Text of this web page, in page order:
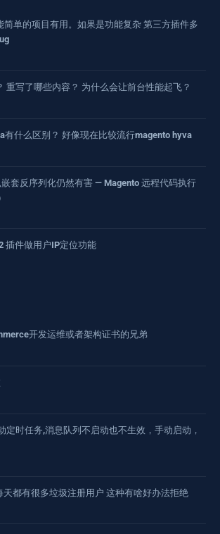
简单的项目有用。如果是功能复杂 第三方插件多
重写了哪些内容？ 为什么会让前台性能起飞？
有什么区别？ 好像现在比较流行magento hyva
套反序列化仍然有害 — Magento 远程代码执行
插件做用户IP定位功能
开发运维或者架构证书的兄弟
定时任务,消息队列不启动也不生效，手动启动，
天都有很多垃圾注册用户 这种有啥好办法拒绝